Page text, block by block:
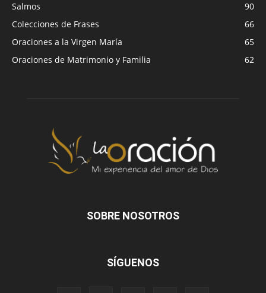
Salmos
90
Colecciones de Frases
66
Oraciones a la Virgen María
65
Oraciones de Matrimonio y Familia
62
SOBRE NOSOTROS
SÍGUENOS